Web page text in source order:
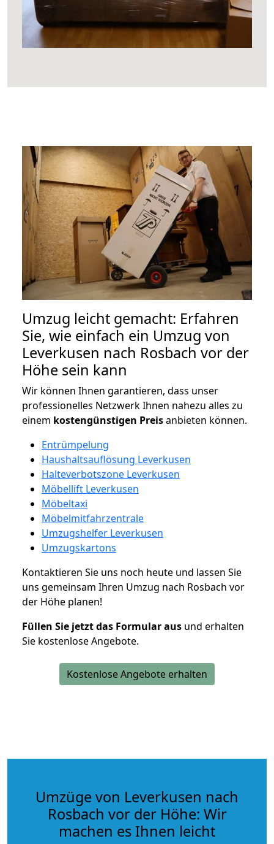
Umzug leicht gemacht: Erfahren
Sie, wie einfach ein Umzug von
Leverkusen nach Rosbach vor der
Höhe sein kann
Wir können Ihnen garantieren, dass unser
professionelles Netzwerk Ihnen nahezu alles zu
einem kostengünstigen Preisanbieten können.
Entrümpelung
Haushaltsauflösung Leverkusen
Halteverbotszone Leverkusen
Möbellift Leverkusen
Möbeltaxi
Möbelmitfahrzentrale
Umzugshelfer Leverkusen
Umzugskartons
Kontaktieren Sie uns noch heute und lassen Sie
uns gemeinsam Ihren Umzug nach Rosbach vor
der Höhe planen!
Füllen Sie jetzt das Formular aus und erhalten
Sie kostenlose Angebote.
Kostenlose Angebote erhalten
Umzüge von Leverkusen nach
Rosbach vor der Höhe: Wir
machen es Ihnen leicht